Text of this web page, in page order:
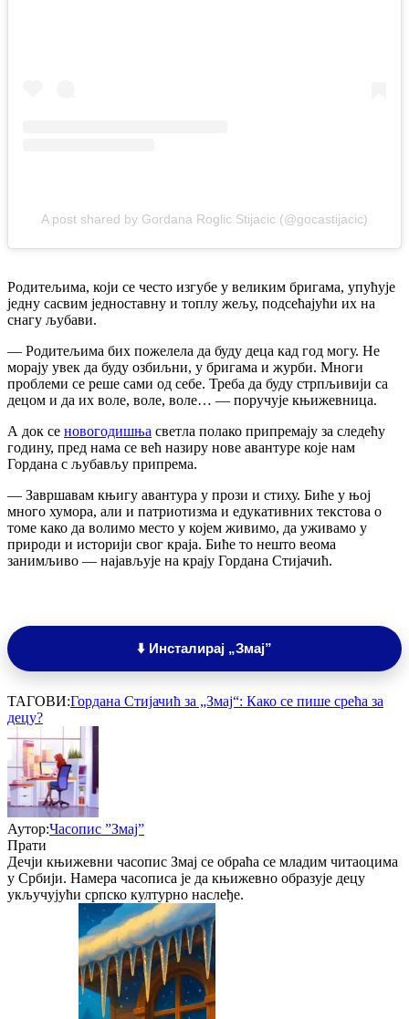
A post shared by Gordana Roglic Stijacic (@gocastijacic)
Родитељима, који се често изгубе у великим бригама, упућује
једну сасвим једноставну и топлу жељу, подсећајући их на
снагу љубави.
— Родитељима бих пожелела да буду деца кад год могу. Не
морају увек да буду озбиљни, у бригама и журби. Многи
проблеми се реше сами од себе. Треба да буду стрпљивији са
децом и да их воле, воле, воле… — поручује књижевница.
А док се новогодишња светла полако припремају за следећу
годину, пред нама се већ назиру нове авантуре које нам
Гордана с љубављу припрема.
— Завршавам књигу авантура у прози и стиху. Биће у њој
много хумора, али и патриотизма и едукативних текстова о
томе како да волимо место у којем живимо, да уживамо у
природи и историји свог краја. Биће то нешто веома
занимљиво — најављује на крају Гордана Стијачић.
⬇️ Инсталирај „Змај”
ТАГОВИ:Гордана Стијачић за „Змај“: Како се пише срећа за
децу?
Аутор:Часопис ”Змај”
Прати
Дечји књижевни часопис Змај се обраћа се младим читаоцима
у Србији. Намера часописа је да књижевно образује децу
укључујући српско културно наслеђе.